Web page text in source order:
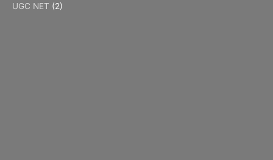
UGC NET (2)